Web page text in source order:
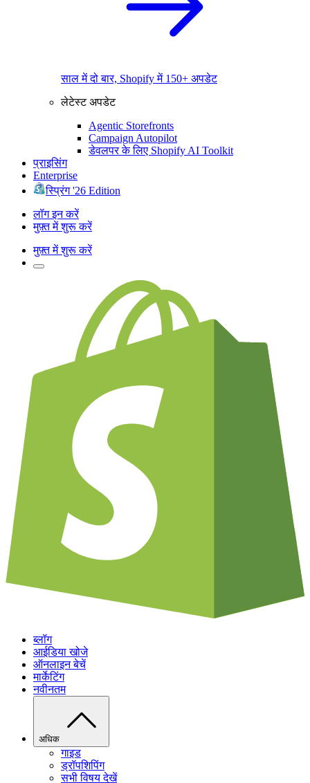
साल में दो बार, Shopify में 150+ अपडेट
लेटेस्ट अपडेट
Agentic Storefronts
Campaign Autopilot
डेवलपर के लिए Shopify AI Toolkit
प्राइसिंग
Enterprise
स्प्रिंग '26 Edition
लॉग इन करें
मुफ़्त में शुरू करें
मुफ़्त में शुरू करें
ब्लॉग
आईडिया खोजे
ऑनलाइन बेचें
मार्केटिंग
नवीनतम
अधिक
गाइड
ड्रॉपशिपिंग
सभी विषय देखें